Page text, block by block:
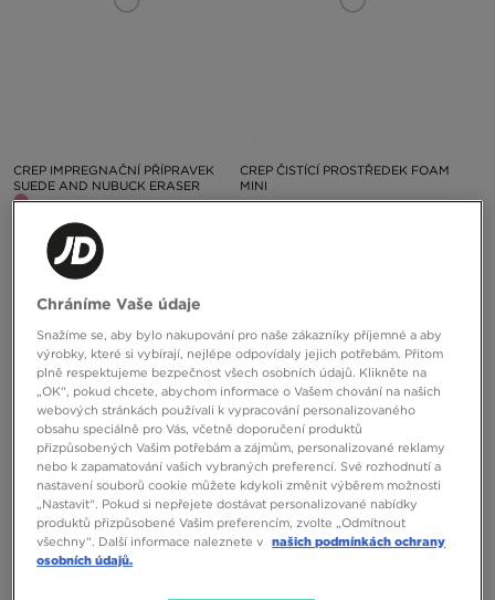
CREP IMPREGNAČNÍ PŘÍPRAVEK
SUEDE AND NUBUCK ERASER
250 Kč
CREP ČISTÍCÍ PROSTŘEDEK FOAM
MINI
EMPIRE OSVĚŽOVAČ FRESH
EXPRESS 150 ML WATER-BASED
EMPIRE IMPREGNAČNÍ PŘÍPRAVEK
DIRT BLOCKER 150 ML WATER-
Chráníme Vaše údaje
Snažíme se, aby bylo nakupování pro naše zákazníky příjemné a aby
výrobky, které si vybírají, nejlépe odpovídaly jejich potřebám. Přitom
plně respektujeme bezpečnost všech osobních údajů. Klikněte na
„OK“, pokud chcete, abychom informace o Vašem chování na našich
webových stránkách používali k vypracování personalizovaného
obsahu speciálně pro Vás, včetně doporučení produktů
přizpůsobených Vašim potřebám a zájmům, personalizované reklamy
nebo k zapamatování vašich vybraných preferencí. Své rozhodnutí a
nastavení souborů cookie můžete kdykoli změnit výběrem možnosti
„Nastavit“. Pokud si nepřejete dostávat personalizované nabídky
produktů přizpůsobené Vašim preferencím, zvolte „Odmítnout
všechny“. Další informace naleznete v našich podmínkách ochrany
osobních údajů.